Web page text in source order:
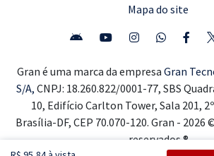
Mapa do site
Gran é uma marca da empresa Gran
S/A, CNPJ: 18.260.822/0001-77, SBS
10, Edifício Carlton Tower, Sala 201,
Brasília-DF, CEP 70.070-120. Gran -
reservados ®